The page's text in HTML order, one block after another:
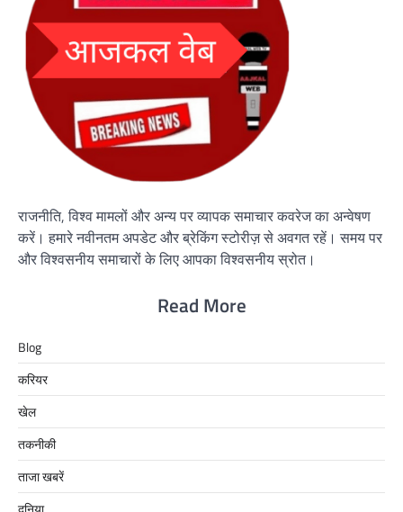
राजनीति, विश्व मामलों और अन्य पर व्यापक समाचार कवरेज का अन्वेषण
करें। हमारे नवीनतम अपडेट और ब्रेकिंग स्टोरीज़ से अवगत रहें। समय पर
और विश्वसनीय समाचारों के लिए आपका विश्वसनीय स्रोत।
Read More
Blog
करियर
खेल
तकनीकी
ताजा खबरें